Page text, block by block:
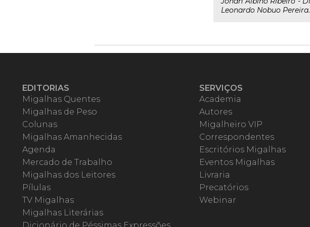
Leonardo Nobuo
EDITORIAS
Migalhas Quentes
Migalhas de Peso
Colunas
Migalhas Amanhecidas
Agenda
Mercado de Trabalho
Migalhas dos Leitores
Pílulas
TV Migalhas
Migalhas Literárias
SERVIÇOS
Academia
Autores
Migalheiro VIP
Correspondentes
Escritórios Migalhas
Eventos Migalhas
Livraria
Precatórios
Webinar